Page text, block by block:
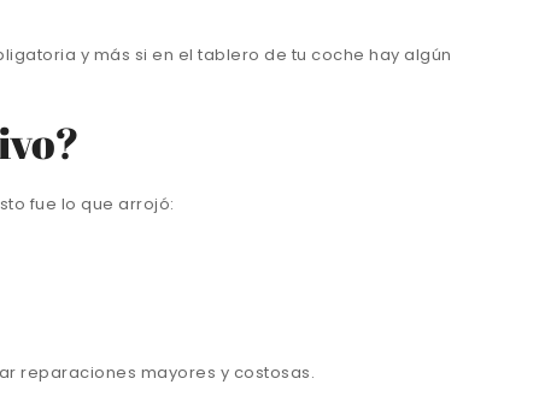
y más si en el tablero de tu coche hay algún
fue lo que arrojó:
reparaciones mayores y costosas.